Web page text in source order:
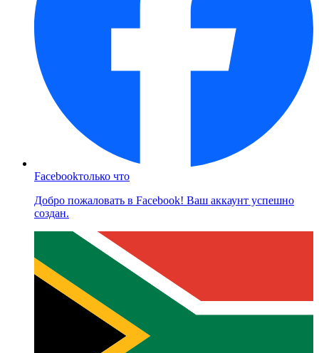
Facebookтолько что
Добро пожаловать в Facebook! Ваш аккаунт успешно
создан.